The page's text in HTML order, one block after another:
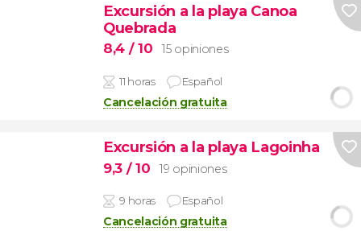
Excursión a la playa Canoa
Quebrada
8,4 / 10 15 opiniones
11 horas Español
Cancelación gratuita
Excursión a la playa Lagoinha
9,3 / 10 19 opiniones
9 horas Español
Cancelación gratuita